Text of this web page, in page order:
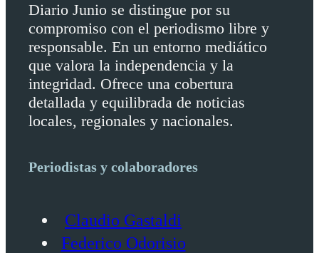
Diario Junio se distingue por su
compromiso con el periodismo libre y
responsable. En un entorno mediático
que valora la independencia y la
integridad. Ofrece una cobertura
detallada y equilibrada de noticias
locales, regionales y nacionales.
Periodistas y colaboradores
Claudio Gastaldi
Federico Odorisio